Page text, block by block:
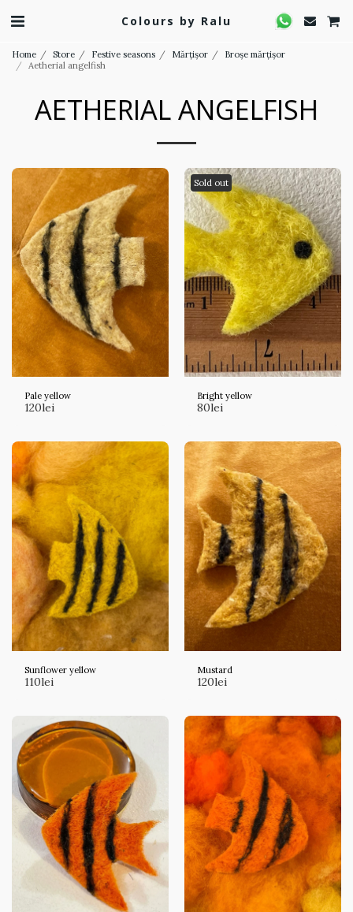
Colours by Ralu
Home Store Festive seasons Mărțișor
Broșe mărțișor
Aetherial angelfish
AETHERIAL ANGELFISH
Pale yellow
120lei
Sold out
Bright yellow
80lei
Sunflower yellow
110lei
Mustard
120lei